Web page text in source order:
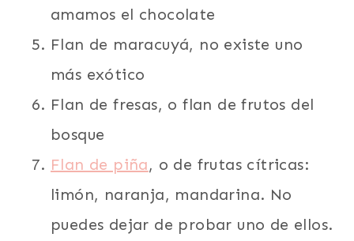
amamos el chocolate
Flan de maracuyá, no existe uno
más exótico
Flan de fresas, o flan de frutos del
bosque
Flan de piña, o de frutas cítricas:
limón, naranja, mandarina. No
puedes dejar de probar uno de ellos.